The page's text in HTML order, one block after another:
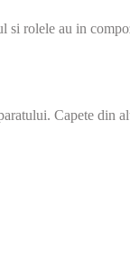
rolele au in
Capete